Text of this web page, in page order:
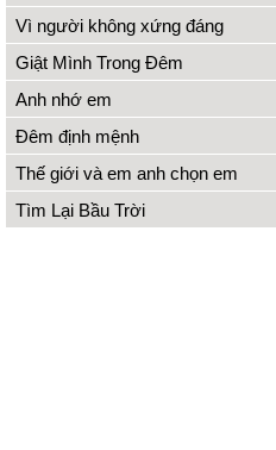
Vì người không xứng đáng
Giật Mình Trong Đêm
Anh nhớ em
Đêm định mệnh
Thế giới và em anh chọn em
Tìm Lại Bầu Trời